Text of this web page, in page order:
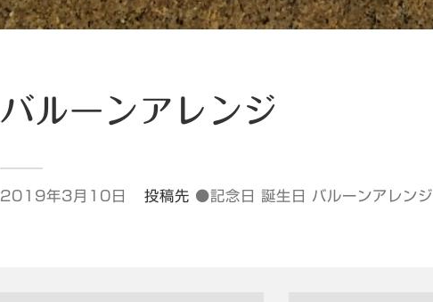
バルーンアレンジ
2019年3月10日 投稿先 ●記念日 誕生日 バルーンアレンジ